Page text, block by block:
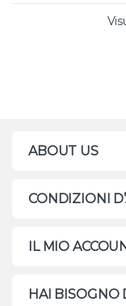
ABOUT US
CONDIZIONI
IL MIO
HAI BISOGNO